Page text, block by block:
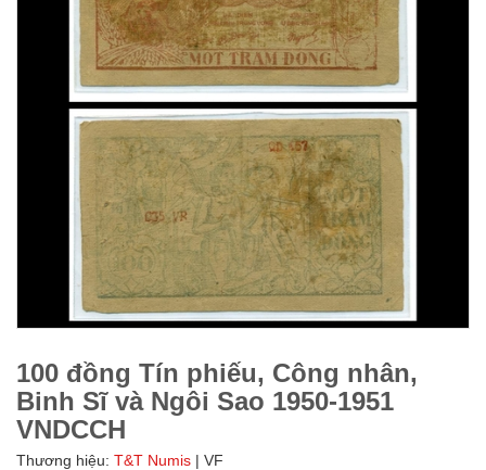
100 đồng Tín phiếu, Công nhân,
Binh Sĩ và Ngôi Sao 1950-1951
VNDCCH
Thương hiệu: T&T Numis | VF